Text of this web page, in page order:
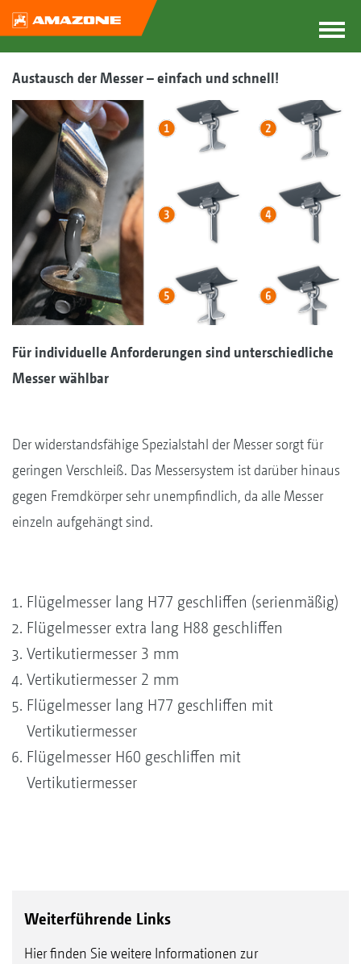
Austausch der Messer – einfach und schnell!
Für individuelle Anforderungen sind unterschiedliche
Messer wählbar
Der widerstandsfähige Spezialstahl der Messer sorgt für
geringen Verschleiß. Das Messersystem ist darüber hinaus
gegen Fremdkörper sehr unempfindlich, da alle Messer
einzeln aufgehängt sind.
Flügelmesser lang H77 geschliffen (serienmäßig)
Flügelmesser extra lang H88 geschliffen
Vertikutiermesser 3 mm
Vertikutiermesser 2 mm
Flügelmesser lang H77 geschliffen mit
Vertikutiermesser
Flügelmesser H60 geschliffen mit
Vertikutiermesser
Weiterführende Links
Hier finden Sie weitere Informationen zur